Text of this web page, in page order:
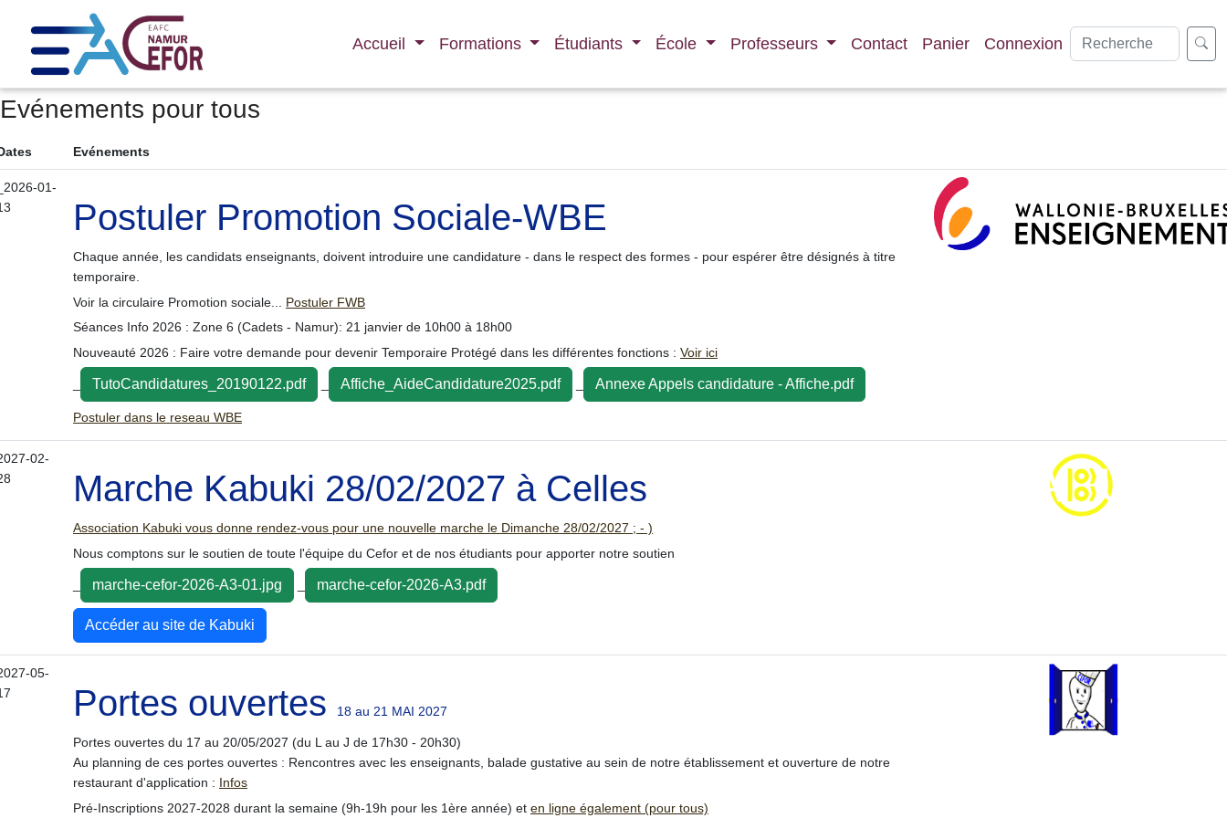
Accueil Formations Étudiants École Professeurs Contact Panier Connexion
Evénements pour tous
Evénements
01-
Postuler Promotion Sociale-WBE
Chaque année, les candidats enseignants, doivent introduire une candidature - dans le respect des formes - pour espérer être désignés à titre
temporaire.
Voir la circulaire Promotion sociale... Postuler FWB
Séances Info 2026 : Zone 6 (Cadets - Namur): 21 janvier de 10h00 à 18h00
Nouveauté 2026 : Faire votre demande pour devenir Temporaire Protégé dans les différentes fonctions : Voir ici
TutoCandidatures_20190122.pdf Affiche_AideCandidature2025.pdf Annexe Appels candidature - Affiche.pdf
Postuler dans le reseau WBE
02-
Marche Kabuki 28/02/2027 à Celles
Association Kabuki vous donne rendez-vous pour une nouvelle marche le Dimanche 28/02/2027 ; - )
Nous comptons sur le soutien de toute l'équipe du Cefor et de nos étudiants pour apporter notre soutien
marche-cefor-2026-A3-01.jpg marche-cefor-2026-A3.pdf
Accéder au site de Kabuki
05-
Portes ouvertes 18 au 21 MAI 2027
Portes ouvertes du 17 au 20/05/2027 (du L au J de 17h30 - 20h30)
Au planning de ces portes ouvertes : Rencontres avec les enseignants, balade gustative au sein de notre établissement et ouverture de notre
restaurant d'application : Infos
Pré-Inscriptions 2027-2028 durant la semaine (9h-19h pour les 1ère année) et en ligne également (pour tous)